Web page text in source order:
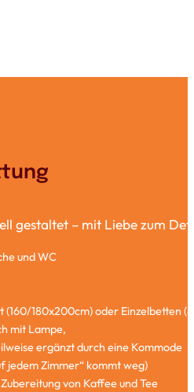
gestaltet – mit Liebe zum
und WC
(160/180x200cm) oder Einzelbetten
mit Lampe,
ergänzt durch eine Kommode
jedem Zimmer“ kommt weg)
von Kaffee und Tee